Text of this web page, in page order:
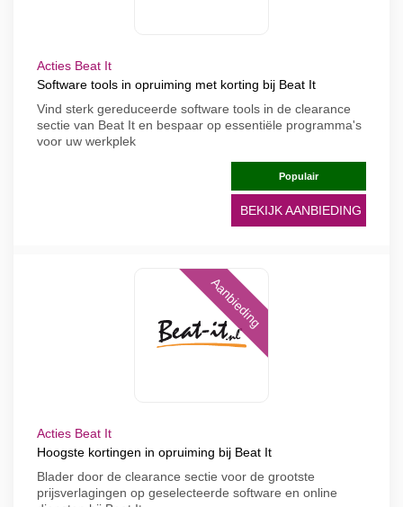
Acties Beat It
Software tools in opruiming met korting bij Beat It
Vind sterk gereduceerde software tools in de clearance
sectie van Beat It en bespaar op essentiële programma's
voor uw werkplek
Populair
BEKIJK AANBIEDING
Aanbieding
Acties Beat It
Hoogste kortingen in opruiming bij Beat It
Blader door de clearance sectie voor de grootste
prijsverlagingen op geselecteerde software en online